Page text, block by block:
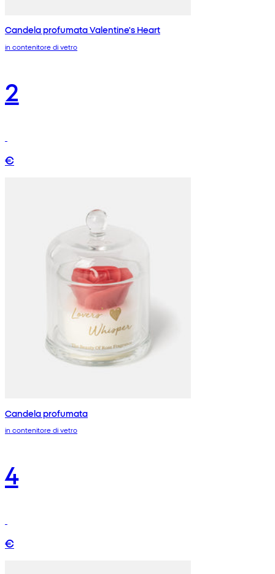
Candela profumata Valentine's Heart
in contenitore di vetro
2
€
Candela profumata
in contenitore di vetro
4
€